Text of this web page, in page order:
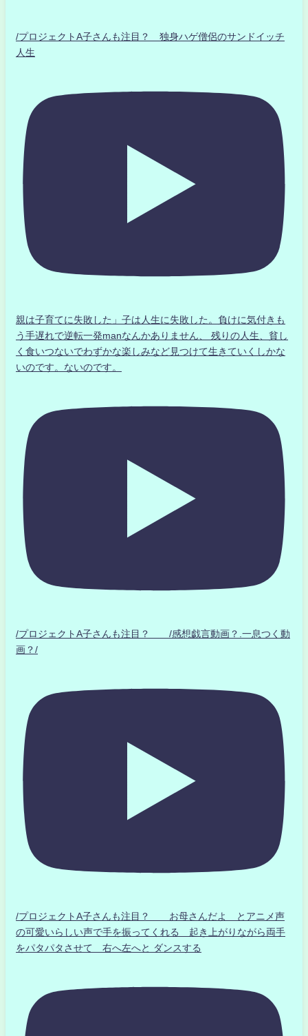
/プロジェクトA子さんも注目？ 独身ハゲ僧侶のサンドイッチ
人生
親は子育てに失敗した」子は人生に失敗した。負けに気付きも
う手遅れで逆転一発manなんかありません、 残りの人生、貧し
く食いつないでわずかな楽しみなど見つけて生きていくしかな
いのです。ないのです。
/プロジェクトA子さんも注目？ /感想戯言動画？.一息つく動
画？/
/プロジェクトA子さんも注目？ お母さんだよ とアニメ声
の可愛いらしい声で手を振ってくれる 起き上がりながら両手
をパタパタさせて 右へ左へと ダンスする